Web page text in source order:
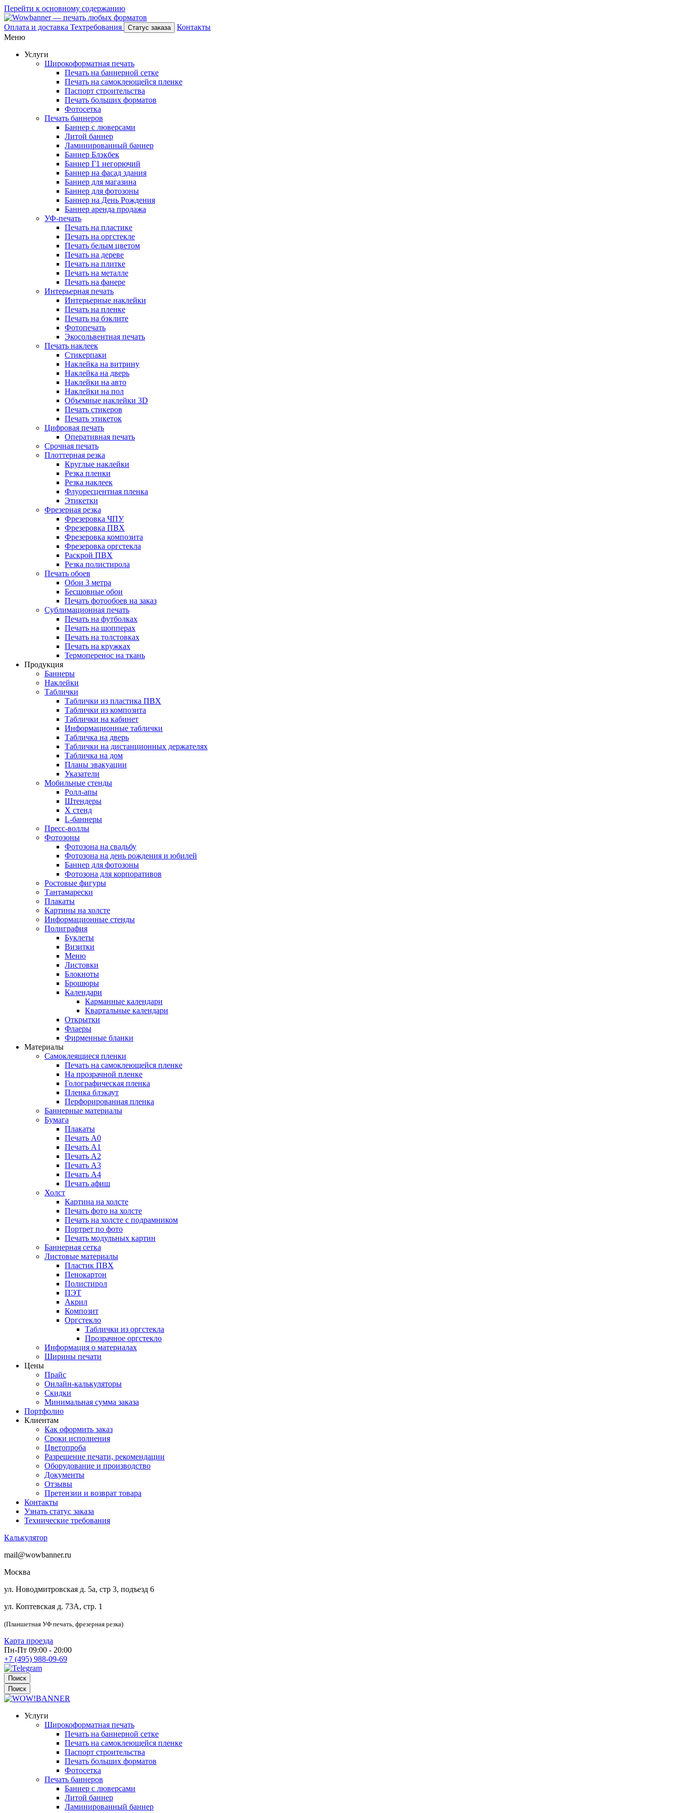
Перейти к основному содержанию
Оплата и доставка Техтребования Статус заказа
Контакты
Меню
Услуги
Широкоформатная печать
Печать на баннерной сетке
Печать на самоклеющейся пленке
Паспорт строительства
Печать больших форматов
Фотосетка
Печать баннеров
Баннер с люверсами
Литой баннер
Ламинированный баннер
Баннер Блэкбек
Баннер Г1 негорючий
Баннер на фасад здания
Баннер для магазина
Баннер для фотозоны
Баннер на День Рождения
Баннер аренда продажа
УФ-печать
Печать на пластике
Печать на оргстекле
Печать белым цветом
Печать на дереве
Печать на плитке
Печать на металле
Печать на фанере
Интерьерная печать
Интерьерные наклейки
Печать на пленке
Печать на бэклите
Фотопечать
Экосольвентная печать
Печать наклеек
Стикерпаки
Наклейка на витрину
Наклейка на дверь
Наклейки на авто
Наклейки на пол
Объемные наклейки 3D
Печать стикеров
Печать этикеток
Цифровая печать
Оперативная печать
Срочная печать
Плоттерная резка
Круглые наклейки
Резка пленки
Резка наклеек
Флуоресцентная пленка
Этикетки
Фрезерная резка
Фрезеровка ЧПУ
Фрезеровка ПВХ
Фрезеровка композита
Фрезеровка оргстекла
Раскрой ПВХ
Резка полистирола
Печать обоев
Обои 3 метра
Бесшовные обои
Печать фотообоев на заказ
Сублимационная печать
Печать на футболках
Печать на шопперах
Печать на толстовках
Печать на кружках
Термоперенос на ткань
Продукция
Баннеры
Наклейки
Таблички
Таблички из пластика ПВХ
Таблички из композита
Таблички на кабинет
Информационные таблички
Табличка на дверь
Таблички на дистанционных держателях
Табличка на дом
Планы эвакуации
Указатели
Мобильные стенды
Ролл-апы
Штендеры
Х стенд
L-баннеры
Пресс-воллы
Фотозоны
Фотозона на свадьбу
Фотозона на день рождения и юбилей
Баннер для фотозоны
Фотозона для корпоративов
Ростовые фигуры
Тантамарески
Плакаты
Картины на холсте
Информационные стенды
Полиграфия
Буклеты
Визитки
Меню
Листовки
Блокноты
Брошюры
Календари
Карманные календари
Квартальные календари
Открытки
Флаеры
Фирменные бланки
Материалы
Самоклеящиеся пленки
Печать на самоклеющейся пленке
На прозрачной пленке
Голографическая пленка
Пленка блэкаут
Перфорированная пленка
Баннерные материалы
Бумага
Плакаты
Печать А0
Печать А1
Печать А2
Печать А3
Печать А4
Печать афиш
Холст
Картина на холсте
Печать фото на холсте
Печать на холсте с подрамником
Портрет по фото
Печать модульных картин
Баннерная сетка
Листовые материалы
Пластик ПВХ
Пенокартон
Полистирол
ПЭТ
Акрил
Композит
Оргстекло
Таблички из оргстекла
Прозрачное оргстекло
Информация о материалах
Ширины печати
Цены
Прайс
Онлайн-калькуляторы
Скидки
Минимальная сумма заказа
Портфолио
Клиентам
Как оформить заказ
Сроки исполнения
Цветопроба
Разрешение печати, рекомендации
Оборудование и производство
Документы
Отзывы
Претензии и возврат товара
Контакты
Узнать статус заказа
Технические требования
Калькулятор
mail@wowbanner.ru
Москва
ул. Новодмитровская д. 5а, стр 3, подъезд 6
ул. Коптевская д. 73А, стр. 1
(Планшетная УФ печать, фрезерная резка)
Карта проезда
Пн-Пт 09:00 - 20:00
+7 (495) 988-09-69
Поиск
Поиск
Услуги
Широкоформатная печать
Печать на баннерной сетке
Печать на самоклеющейся пленке
Паспорт строительства
Печать больших форматов
Фотосетка
Печать баннеров
Баннер с люверсами
Литой баннер
Ламинированный баннер